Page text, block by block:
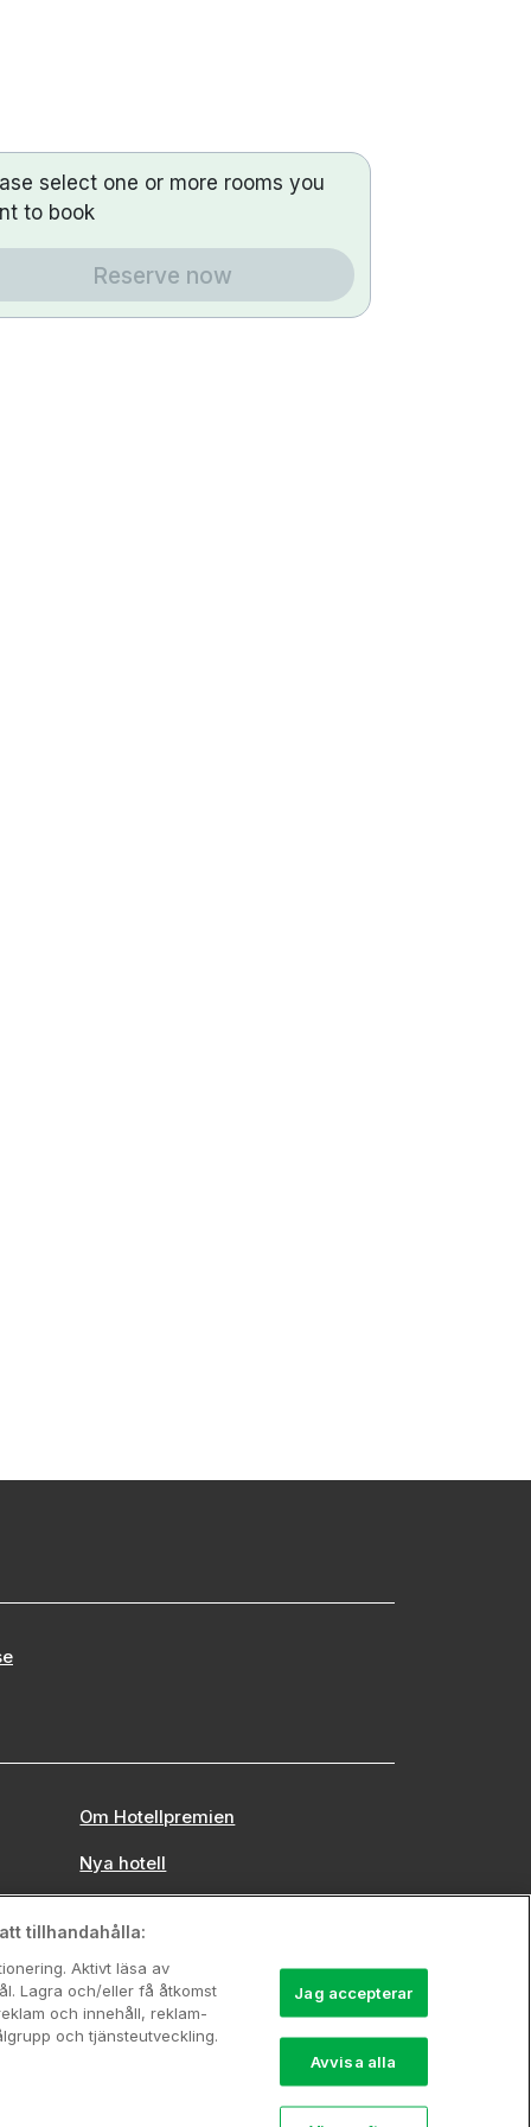
select one or more rooms you
to book
Reserve now
Om Hotellpremien
Nya hotell
tillhandahålla:
Aktivt läsa av
Lagra och/eller få åtkomst
och innehåll, reklam-
och tjänsteutveckling.
Jag accepterar
Avvisa alla